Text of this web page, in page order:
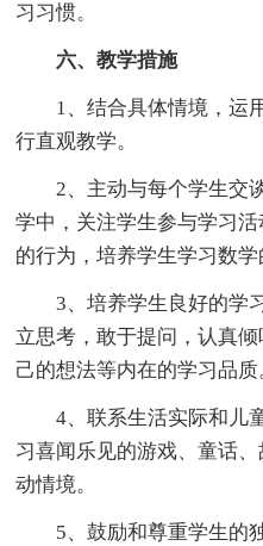
习习惯。
六、教学措施
1、结合具体情境，运
行直观教学。
2、主动与每个学生交谈
学中，关注学生参与学习
的行为，培养学生学习数学
3、培养学生良好的学习
立思考，敢于提问，认真
己的想法等内在的学习品质
4、联系生活实际和儿童
习喜闻乐见的游戏、童话
动情境。
5、鼓励和尊重学生的独